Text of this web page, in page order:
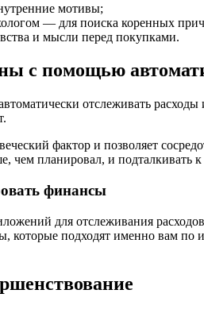
мотивы;
— для поиска коренных
и мысли перед покупками.
с помощью
отслеживать
фактор и позволяет
чем планировал, и
финансы
для отслеживания
которые подходят именно вам